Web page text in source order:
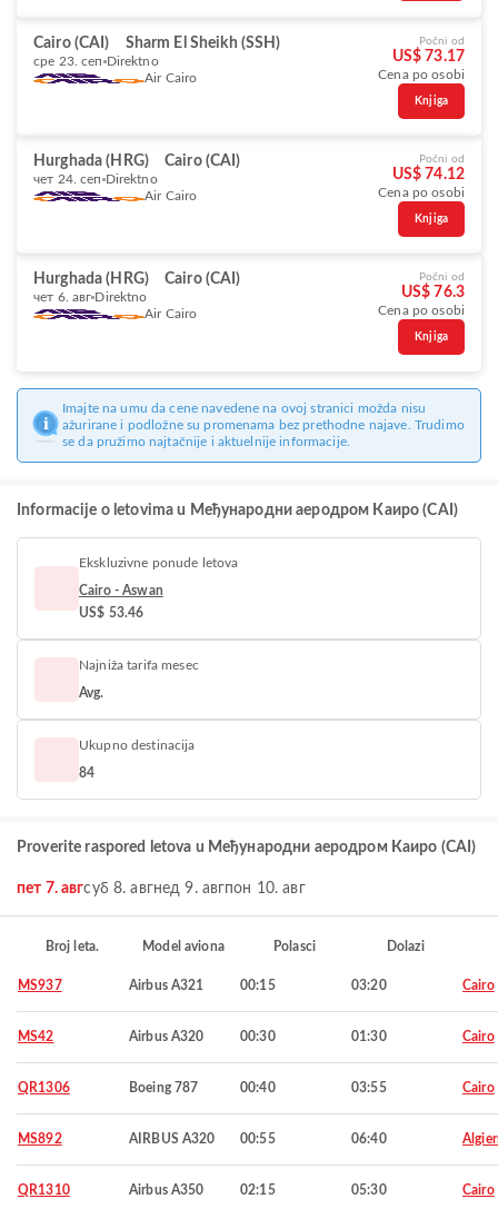
Cairo (CAI) Sharm El Sheikh (SSH)
сре 23. сеп Direktno
Air Cairo
Počni od
US$ 73.17
Cena po osobi
Knjiga
Hurghada (HRG) Cairo (CAI)
чет 24. сеп Direktno
Air Cairo
Počni od
US$ 74.12
Cena po osobi
Knjiga
Hurghada (HRG) Cairo (CAI)
чет 6. авг Direktno
Air Cairo
Počni od
US$ 76.3
Cena po osobi
Knjiga
Imajte na umu da cene navedene na ovoj stranici možda nisu
ažurirane i podložne su promenama bez prethodne najave. Trudimo
se da pružimo najtačnije i aktuelnije informacije.
Informacije o letovima u Међународни аеродром Каиро (CAI)
Ekskluzivne ponude letova
Cairo - Aswan
US$ 53.46
Najniža tarifa mesec
Avg.
Ukupno destinacija
84
Proverite raspored letova u Међународни аеродром Каиро (CAI)
пет 7. авгсуб 8. авгнед 9. авгпон 10. авг
Broj leta. Model aviona Polasci Dolazi
MS937 Airbus A321 00:15 03:20 Cairo
MS42 Airbus A320 00:30 01:30 Cairo
QR1306 Boeing 787 00:40 03:55 Cairo
MS892 AIRBUS A320 00:55 06:40
QR1310 Airbus A350 02:15 05:30 Cairo